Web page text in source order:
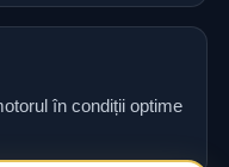
în condiții optime